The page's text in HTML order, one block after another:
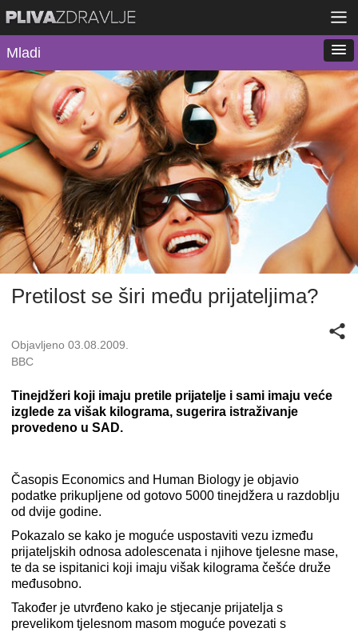
Mladi
Pretilost se širi među prijateljima?
Objavljeno 03.08.2009.
BBC
Tinejdžeri koji imaju pretile prijatelje i sami imaju veće
izglede za višak kilograma, sugerira istraživanje
provedeno u SAD.
Časopis Economics and Human Biology je objavio
podatke prikupljene od gotovo 5000 tinejdžera u razdoblju
od dvije godine.
Pokazalo se kako je moguće uspostaviti vezu između
prijateljskih odnosa adolescenata i njihove tjelesne mase,
te da se ispitanici koji imaju višak kilograma češće druže
međusobno.
Također je utvrđeno kako je stjecanje prijatelja s
prevelikom tjelesnom masom moguće povezati s